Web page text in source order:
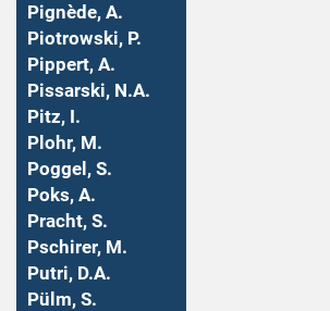
Pignède, A.
Piotrowski, P.
Pippert, A.
Pissarski, N.A.
Pitz, I.
Plohr, M.
Poggel, S.
Poks, A.
Pracht, S.
Pschirer, M.
Putri, D.A.
Pülm, S.